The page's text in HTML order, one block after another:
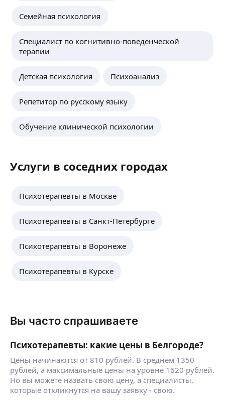
Семейная психология
Специалист по когнитивно-поведенческой
терапии
Детская психология Психоанализ
Репетитор по русскому языку
Обучение клинической психологии
Услуги в соседних городах
Психотерапевты в Москве
Психотерапевты в Санкт-Петербурге
Психотерапевты в Воронеже
Психотерапевты в Курске
Вы часто спрашиваете
Психотерапевты: какие цены в Белгороде?
Цены начинаются от 810 рублей. В среднем 1350
рублей, а максимальные цены на уровне 1620 рублей.
Но вы можете назвать свою цену, а специалисты,
которые откликнутся на вашу заявку - свою.